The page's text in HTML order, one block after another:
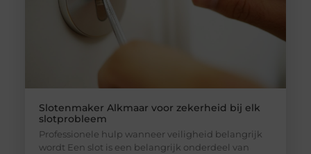
Slotenmaker Alkmaar voor zekerheid bij elk
slotprobleem
Professionele hulp wanneer veiligheid belangrijk
wordt Een slot is een belangrijk onderdeel van